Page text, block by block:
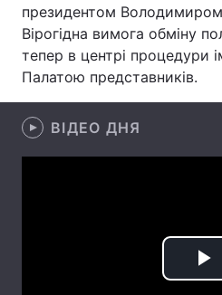
Контакти
Послуги
президентом
Вірогідна вимога обміну
тепер в центрі процедури
Палатою представників.
ВІДЕО ДНЯ